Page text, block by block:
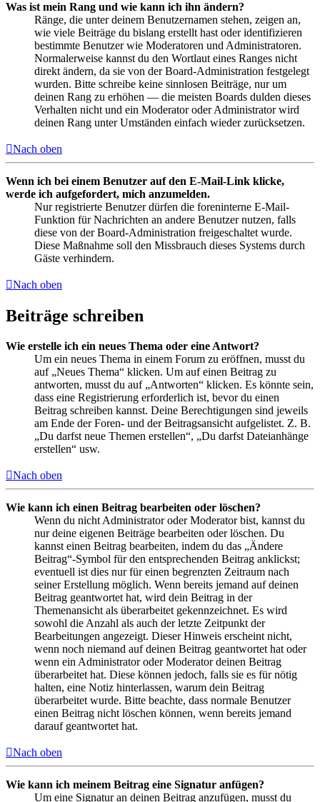
Was ist mein Rang und wie kann ich ihn ändern?
Ränge, die unter deinem Benutzernamen stehen, zeigen an,
wie viele Beiträge du bislang erstellt hast oder identifizieren
bestimmte Benutzer wie Moderatoren und Administratoren.
Normalerweise kannst du den Wortlaut eines Ranges nicht
direkt ändern, da sie von der Board-Administration festgelegt
wurden. Bitte schreibe keine sinnlosen Beiträge, nur um
deinen Rang zu erhöhen — die meisten Boards dulden dieses
Verhalten nicht und ein Moderator oder Administrator wird
deinen Rang unter Umständen einfach wieder zurücksetzen.
Nach oben
Wenn ich bei einem Benutzer auf den E-Mail-Link klicke,
werde ich aufgefordert, mich anzumelden.
Nur registrierte Benutzer dürfen die foreninterne E-Mail-
Funktion für Nachrichten an andere Benutzer nutzen, falls
diese von der Board-Administration freigeschaltet wurde.
Diese Maßnahme soll den Missbrauch dieses Systems durch
Gäste verhindern.
Nach oben
Beiträge schreiben
Wie erstelle ich ein neues Thema oder eine Antwort?
Um ein neues Thema in einem Forum zu eröffnen, musst du
auf „Neues Thema“ klicken. Um auf einen Beitrag zu
antworten, musst du auf „Antworten“ klicken. Es könnte sein,
dass eine Registrierung erforderlich ist, bevor du einen
Beitrag schreiben kannst. Deine Berechtigungen sind jeweils
am Ende der Foren- und der Beitragsansicht aufgelistet. Z. B.
„Du darfst neue Themen erstellen“, „Du darfst Dateianhänge
erstellen“ usw.
Nach oben
Wie kann ich einen Beitrag bearbeiten oder löschen?
Wenn du nicht Administrator oder Moderator bist, kannst du
nur deine eigenen Beiträge bearbeiten oder löschen. Du
kannst einen Beitrag bearbeiten, indem du das „Ändere
Beitrag“-Symbol für den entsprechenden Beitrag anklickst;
eventuell ist dies nur für einen begrenzten Zeitraum nach
seiner Erstellung möglich. Wenn bereits jemand auf deinen
Beitrag geantwortet hat, wird dein Beitrag in der
Themenansicht als überarbeitet gekennzeichnet. Es wird
sowohl die Anzahl als auch der letzte Zeitpunkt der
Bearbeitungen angezeigt. Dieser Hinweis erscheint nicht,
wenn noch niemand auf deinen Beitrag geantwortet hat oder
wenn ein Administrator oder Moderator deinen Beitrag
überarbeitet hat. Diese können jedoch, falls sie es für nötig
halten, eine Notiz hinterlassen, warum dein Beitrag
überarbeitet wurde. Bitte beachte, dass normale Benutzer
einen Beitrag nicht löschen können, wenn bereits jemand
darauf geantwortet hat.
Nach oben
Wie kann ich meinem Beitrag eine Signatur anfügen?
Um eine Signatur an deinen Beitrag anzufügen, musst du